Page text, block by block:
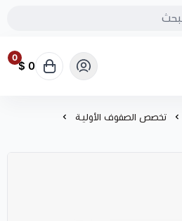
0
0 $
تخصص الصفوف الأولية